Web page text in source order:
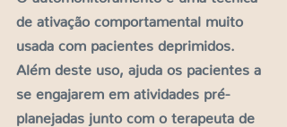
de ativação comportamental muito
usada com pacientes deprimidos.
Além deste uso, ajuda os pacientes a
se engajarem em atividades pré-
planejadas junto com o terapeuta de